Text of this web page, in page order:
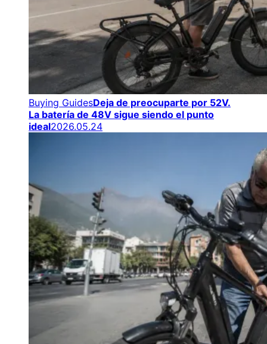
Buying GuidesDeja de preocuparte por 52V.
La batería de 48V sigue siendo el punto
ideal2026.05.24